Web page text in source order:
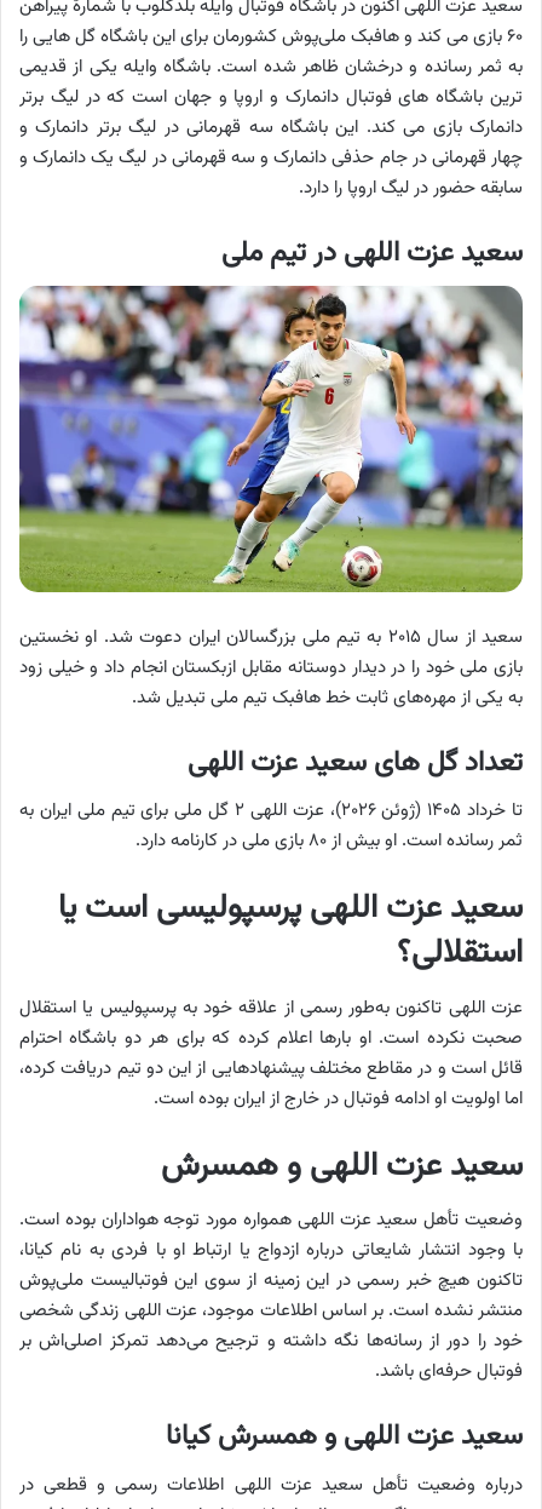
سعید عزت اللهی اکنون در باشگاه فوتبال وایله بلدکلوب با شمارهٔ پیراهن
۶۰ بازی می کند و هافبک ملی‌پوش کشورمان برای این باشگاه گل هایی را
به ثمر رسانده و درخشان ظاهر شده است. باشگاه وایله یکی از قدیمی
ترین باشگاه های فوتبال دانمارک و اروپا و جهان است که در لیگ برتر
دانمارک بازی می کند. این باشگاه سه قهرمانی در لیگ برتر دانمارک و
چهار قهرمانی در جام حذفی دانمارک و سه قهرمانی در لیگ یک دانمارک و
سابقه حضور در لیگ اروپا را دارد.
سعید عزت اللهی در تیم ملی
سعید از سال ۲۰۱۵ به تیم ملی بزرگسالان ایران دعوت شد. او نخستین
بازی ملی خود را در دیدار دوستانه مقابل ازبکستان انجام داد و خیلی زود
به یکی از مهره‌های ثابت خط هافبک تیم ملی تبدیل شد.
تعداد گل های سعید عزت اللهی
تا خرداد ۱۴۰۵ (ژوئن ۲۰۲۶)، عزت اللهی ۲ گل ملی برای تیم ملی ایران به
ثمر رسانده است. او بیش از ۸۰ بازی ملی در کارنامه دارد.
سعید عزت اللهی پرسپولیسی است یا
استقلالی؟
عزت‌ اللهی تاکنون به‌طور رسمی از علاقه خود به پرسپولیس یا استقلال
صحبت نکرده است. او بارها اعلام کرده که برای هر دو باشگاه احترام
قائل است و در مقاطع مختلف پیشنهادهایی از این دو تیم دریافت کرده،
اما اولویت او ادامه فوتبال در خارج از ایران بوده است.
سعید عزت اللهی و همسرش
وضعیت تأهل سعید عزت اللهی همواره مورد توجه هواداران بوده است.
با وجود انتشار شایعاتی درباره ازدواج یا ارتباط او با فردی به نام کیانا،
تاکنون هیچ خبر رسمی در این زمینه از سوی این فوتبالیست ملی‌پوش
منتشر نشده است. بر اساس اطلاعات موجود، عزت اللهی زندگی شخصی
خود را دور از رسانه‌ها نگه داشته و ترجیح می‌دهد تمرکز اصلی‌اش بر
فوتبال حرفه‌ای باشد.
سعید عزت اللهی و همسرش کیانا
درباره وضعیت تأهل سعید عزت اللهی اطلاعات رسمی و قطعی در